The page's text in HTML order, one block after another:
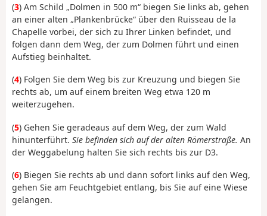
(3) Am Schild „Dolmen in 500 m“ biegen Sie links ab, gehen
an einer alten „Plankenbrücke“ über den Ruisseau de la
Chapelle vorbei, der sich zu Ihrer Linken befindet, und
folgen dann dem Weg, der zum Dolmen führt und einen
Aufstieg beinhaltet.
(4) Folgen Sie dem Weg bis zur Kreuzung und biegen Sie
rechts ab, um auf einem breiten Weg etwa 120 m
weiterzugehen.
(5) Gehen Sie geradeaus auf dem Weg, der zum Wald
hinunterführt. Sie befinden sich auf der alten Römerstraße. An
der Weggabelung halten Sie sich rechts bis zur D3.
(6) Biegen Sie rechts ab und dann sofort links auf den Weg,
gehen Sie am Feuchtgebiet entlang, bis Sie auf eine Wiese
gelangen.